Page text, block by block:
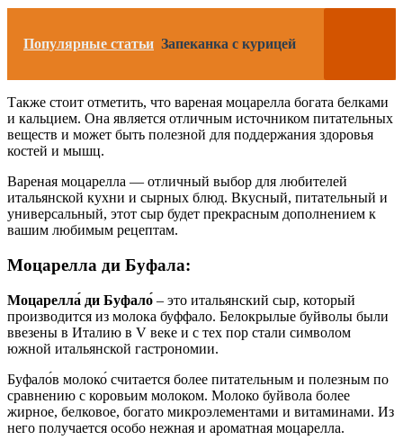
Популярные статьи Запеканка с курицей
Также стоит отметить, что вареная моцарелла богата белками
и кальцием. Она является отличным источником питательных
веществ и может быть полезной для поддержания здоровья
костей и мышц.
Вареная моцарелла — отличный выбор для любителей
итальянской кухни и сырных блюд. Вкусный, питательный и
универсальный, этот сыр будет прекрасным дополнением к
вашим любимым рецептам.
Моцарелла ди Буфала:
Моцарелла́ ди Буфало́ – это итальянский сыр, который
производится из молока буффало. Белокрылые буйволы были
ввезены в Италию в V веке и с тех пор стали символом
южной итальянской гастрономии.
Буфало́в молоко́ считается более питательным и полезным по
сравнению с коровьим молоком. Молоко буйвола более
жирное, белковое, богато микроэлементами и витаминами. Из
него получается особо нежная и ароматная моцарелла.